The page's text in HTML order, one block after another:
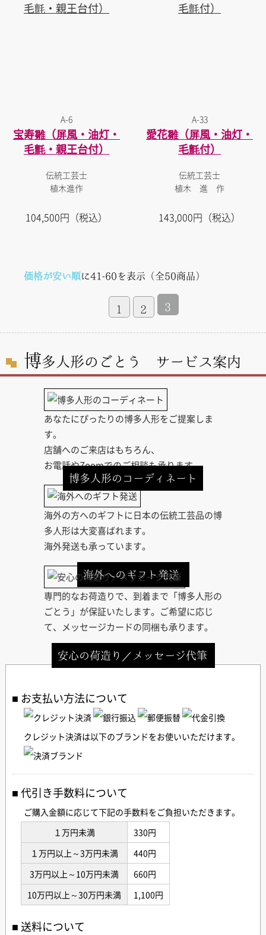
A-6
宝寿雛（屏風・油灯・
毛氈・親王台付）
伝統工芸士
植木進作
104,500円（税込）
A-33
愛花雛（屏風・油灯・
毛氈付）
伝統工芸士
植木 進 作
143,000円（税込）
価格が安い順に41-60を表示（全50商品）
1 2 3
博多人形のごとう サービス案内
博多人形のコーディネート
あなたにぴったりの博多人形をご提案しま
す。
店舗へのご来店はもちろん、
お電話やZoomでのご相談も承ります。
海外へのギフト発送
海外の方へのギフトに日本の伝統工芸品の博
多人形は大変喜ばれます。
海外発送も承っています。
安心の荷造り／メッセージ代筆
専門的なお荷造りで、到着まで「博多人形の
ごとう」が保証いたします。ご希望に応じ
て、メッセージカードの同梱も承ります。
お支払い方法について
クレジット決済は以下のブランドをお使いいただけます。
代引き手数料について
ご購入金額に応じて下記の手数料をご負担いただきます。
１万円未満
330円
１万円以上～3万円未満
440円
3万円以上～10万円未満
660円
10万円以上～30万円未満
1,100円
送料について